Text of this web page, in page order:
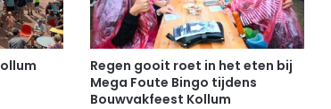
Regen gooit roet in het eten bij
Mega Foute Bingo tijdens
Bouwvakfeest Kollum